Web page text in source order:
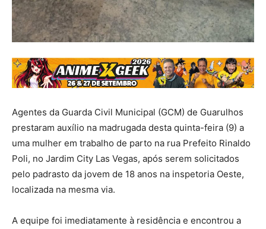
Agentes da Guarda Civil Municipal (GCM) de Guarulhos
prestaram auxílio na madrugada desta quinta-feira (9) a
uma mulher em trabalho de parto na rua Prefeito Rinaldo
Poli, no Jardim City Las Vegas, após serem solicitados
pelo padrasto da jovem de 18 anos na inspetoria Oeste,
localizada na mesma via.
A equipe foi imediatamente à residência e encontrou a